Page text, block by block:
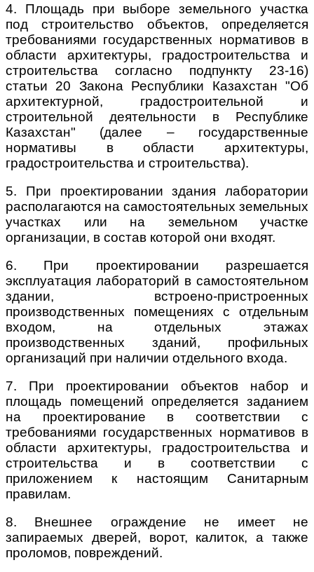
4. Площадь при выборе земельного участка
под строительство объектов, определяется
требованиями государственных нормативов в
области архитектуры, градостроительства и
строительства согласно подпункту 23-16)
статьи 20 Закона Республики Казахстан "Об
архитектурной, градостроительной и
строительной деятельности в Республике
Казахстан" (далее – государственные
нормативы в области архитектуры,
градостроительства и строительства).
5. При проектировании здания лаборатории
располагаются на самостоятельных земельных
участках или на земельном участке
организации, в состав которой они входят.
6. При проектировании разрешается
эксплуатация лабораторий в самостоятельном
здании, встроено-пристроенных
производственных помещениях с отдельным
входом, на отдельных этажах
производственных зданий, профильных
организаций при наличии отдельного входа.
7. При проектировании объектов набор и
площадь помещений определяется заданием
на проектирование в соответствии с
требованиями государственных нормативов в
области архитектуры, градостроительства и
строительства и в соответствии с
приложением к настоящим Санитарным
правилам.
8. Внешнее ограждение не имеет не
запираемых дверей, ворот, калиток, а также
проломов, повреждений.